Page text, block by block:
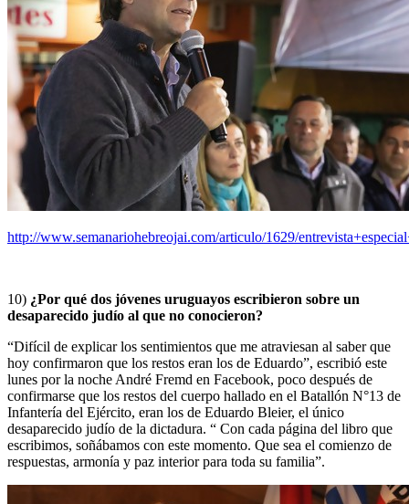
http://www.semanariohebreojai.com/articulo/1629/
10) ¿Por qué dos jóvenes uruguayos escribieron sobre un
desaparecido judío al que no conocieron?
“Difícil de explicar los sentimientos que me atraviesan al saber que
hoy confirmaron que los restos eran los de Eduardo”, escribió este
lunes por la noche André Fremd en Facebook, poco después de
confirmarse que los restos del cuerpo hallado en el Batallón N°13 de
Infantería del Ejército, eran los de Eduardo Bleier, el único
desaparecido judío de la dictadura. “ Con cada página del libro que
escribimos, soñábamos con este momento. Que sea el comienzo de
respuestas, armonía y paz interior para toda su familia”.